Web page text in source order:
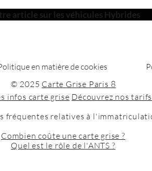
article sur les véhicules Hybrides
en matière de cookies
© 2025 Carte Grise Paris 8
infos carte grise Découvrez nos tarifs
fréquentes relatives à
Combien coûte une carte grise ?
Quel est le rôle de l'ANTS ?